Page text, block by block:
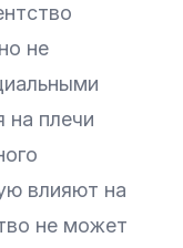
не
на плечи
влияют на
не может